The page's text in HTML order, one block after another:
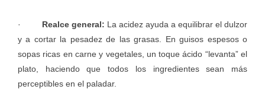
· Realce general: La acidez ayuda a equilibrar el dulzor
y a cortar la pesadez de las grasas. En guisos espesos o
sopas ricas en carne y vegetales, un toque ácido “levanta” el
plato, haciendo que todos los ingredientes sean más
perceptibles en el paladar.